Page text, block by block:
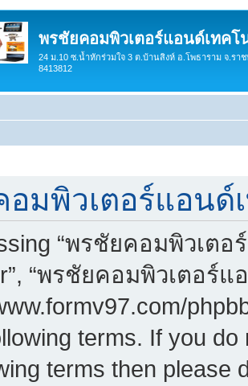
พรชัยคอมพิวเตอร์แอนด์เทคโ
24 ม.10 ซ.น้ำหักร่วมใจ 3 ต.บ้านสิงห์ อ.โพธาราม จ.รา
8413812
มพิวเตอร์แอนด์
“พรชัยคอมพิวเตอ
“พรชัยคอมพิวเตอร์
terms. If you
terms then please